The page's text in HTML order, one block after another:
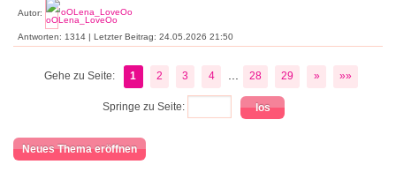
Autor: oOLena_LoveOo
Antworten: 1314 | Letzter Beitrag: 24.05.2026 21:50
Gehe zu Seite: 1 2 3 4 28 29 » »»
Springe zu Seite:
Neues Thema eröffnen